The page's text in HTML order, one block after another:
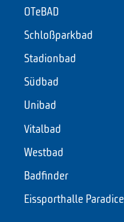
OTeBAD
Schloßparkbad
Stadionbad
Südbad
Unibad
Vitalbad
Westbad
Badfinder
Eissporthalle Paradice